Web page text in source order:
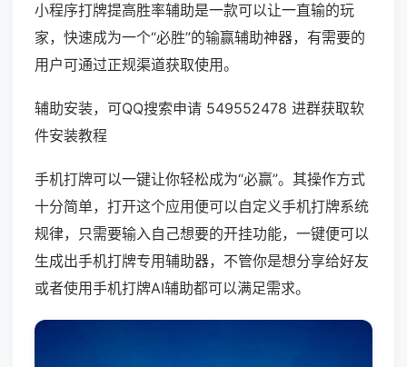
小程序打牌提高胜率辅助是一款可以让一直输的玩
家，快速成为一个“必胜”的输赢辅助神器，有需要的
用户可通过正规渠道获取使用。
辅助安装，可QQ搜索申请 549552478 进群获取软
件安装教程
手机打牌可以一键让你轻松成为“必赢”。其操作方式
十分简单，打开这个应用便可以自定义手机打牌系统
规律，只需要输入自己想要的开挂功能，一键便可以
生成出手机打牌专用辅助器，不管你是想分享给好友
或者使用手机打牌AI辅助都可以满足需求。